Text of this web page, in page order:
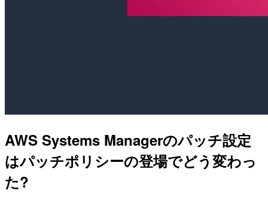
AWS Systems Managerのパッチ設定
はパッチポリシーの登場でどう変わっ
た?